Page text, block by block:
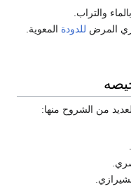
والتراب.
المرض للدودة المعوية.
من الشروح منها: